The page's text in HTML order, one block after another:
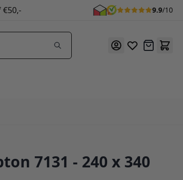
9.9/10
Offerte
7131 - 240 x 340